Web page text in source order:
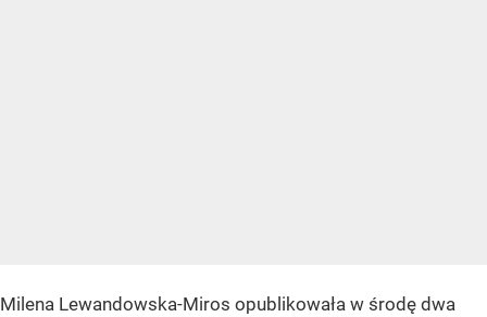
Milena Lewandowska-Miros opublikowała w środę dwa